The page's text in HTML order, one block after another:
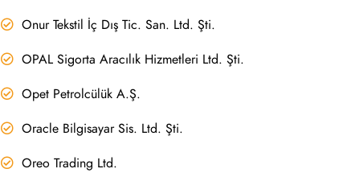
Onur Tekstil İç Dış Tic. San. Ltd. Şti.
OPAL Sigorta Aracılık Hizmetleri Ltd. Şti.
Opet Petrolcülük A.Ş.
Oracle Bilgisayar Sis. Ltd. Şti.
Oreo Trading Ltd.